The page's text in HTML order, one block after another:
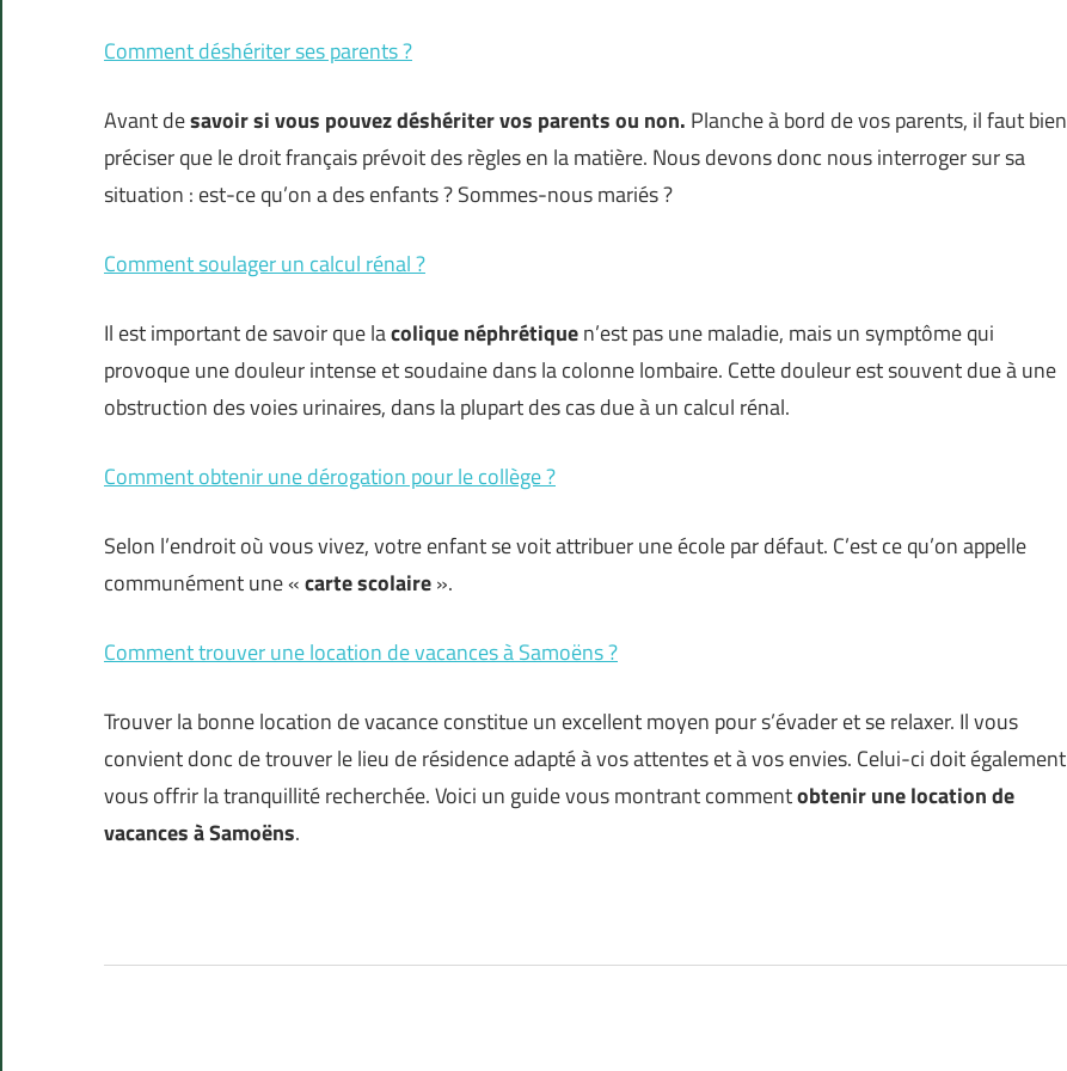
Comment déshériter ses parents ?
Avant desavoir si vous pouvez déshériter vos parents ou non. Planche à bord de vos parents, il faut bien
préciser que le droit français prévoit des règles en la matière. Nous devons donc nous interroger sur sa
situation : est-ce qu’on a des enfants ? Sommes-nous mariés ?
Comment soulager un calcul rénal ?
Il est important de savoir que lacolique néphrétiquen’est pas une maladie, mais un symptôme qui
provoque une douleur intense et soudaine dans la colonne lombaire. Cette douleur est souvent due à une
obstruction des voies urinaires, dans la plupart des cas due à un calcul rénal.
Comment obtenir une dérogation pour le collège ?
Selon l’endroit où vous vivez, votre enfant se voit attribuer une école par défaut. C’est ce qu’on appelle
communément une «carte scolaire».
Comment trouver une location de vacances à Samoëns ?
Trouver la bonne location de vacance constitue un excellent moyen pour s’évader et se relaxer. Il vous
convient donc de trouver le lieu de résidence adapté à vos attentes et à vos envies. Celui-ci doit également
vous offrir la tranquillité recherchée. Voici un guide vous montrant commentobtenir une location de
vacances à Samoëns.